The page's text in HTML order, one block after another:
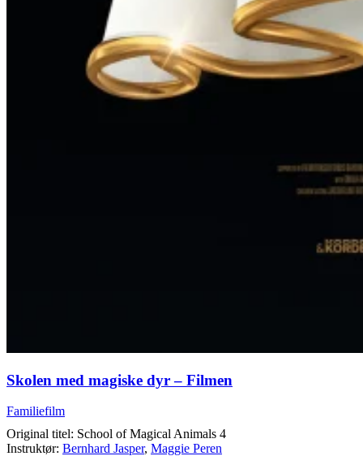
Skolen med magiske dyr – Filmen
Familiefilm
Original titel: School of Magical Animals 4
Instruktør: Bernhard Jasper, Maggie Peren